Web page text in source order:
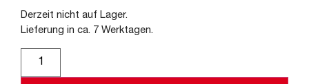
Derzeit nicht auf Lager.
Lieferung in ca. 7 Werktagen.